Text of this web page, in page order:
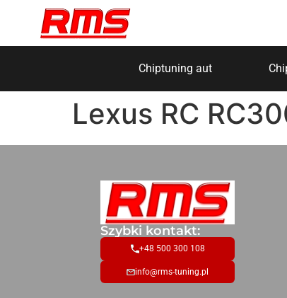
Chiptuning aut
Lexus RC
Szybki kontakt:
+48 500 300 108
info@rms-tuning.pl